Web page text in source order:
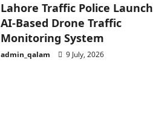
ہلاک
Lahore Traffic Police
AI-Based Drone Traffic
Monitoring System
admin_qalam 9 July, 2026